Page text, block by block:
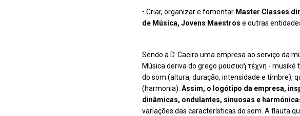
• Criar, organizar e fomentar Master Classes
de Música, Jovens Maestros e outras
Sendo a D. Caeiro uma empresa ao serviço da
Música deriva do grego μουσική τέχνη -
do som (altura, duração, intensidade e timbre),
(harmonia).Assim, o logótipo da empresa,
dinâmicas, ondulantes, sinuosas e
variações das características do som. A flauta